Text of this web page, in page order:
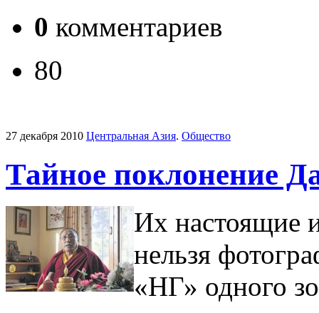
0 комментариев
80
27 декабря 2010 Центральная Азия. Общество
Тайное поклонение
Их настоящие
нельзя
«НГ» одного